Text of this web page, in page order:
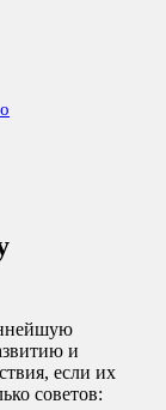
и
если их
советов: